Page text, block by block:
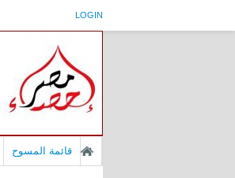
LOGIN
قائمة المسوح